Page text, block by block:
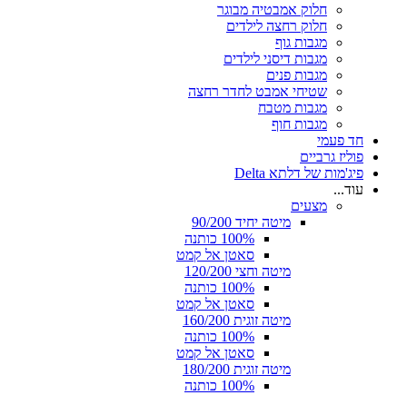
חלוק אמבטיה מבוגר
חלוק רחצה לילדים
מגבות גוף
מגבות דיסני לילדים
מגבות פנים
שטיחי אמבט לחדר רחצה
מגבות מטבח
מגבות חוף
חד פעמי
פוליז גרביים
פיג'מות של דלתא Delta
עוד...
מצעים
מיטה יחיד 90/200
100% כותנה
סאטן אל קמט
מיטה וחצי 120/200
100% כותנה
סאטן אל קמט
מיטה זוגית 160/200
100% כותנה
סאטן אל קמט
מיטה זוגית 180/200
100% כותנה